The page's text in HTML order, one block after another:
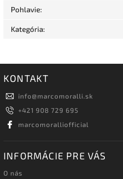
Pohlavie:
Kategória:
KONTAKT
info@marcomoralli.sk
+421 908 729 695
marcomoralliofficial
INFORMÁCIE PRE VÁS
O nás